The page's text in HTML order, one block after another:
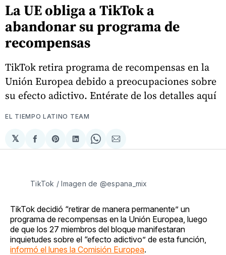
La UE obliga a TikTok a
abandonar su programa de
recompensas
TikTok retira programa de recompensas en la
Unión Europea debido a preocupaciones sobre
su efecto adictivo. Entérate de los detalles aquí
EL TIEMPO LATINO TEAM
𝕏
Compartir
en
Share
on
Compartir
en
Share
on
Compartir
via
TikTok / Imagen de @espana_mix
TikTok decidió “retirar de manera permanente” un
programa de recompensas en la Unión Europea, luego
de que los 27 miembros del bloque manifestaran
inquietudes sobre el “efecto adictivo” de esta función,
informó el lunes la Comisión Europea.